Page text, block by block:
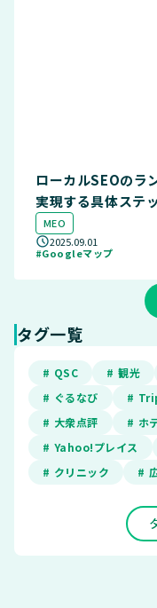
ローカルSEOのラ
実現する具体ステ
MEO
2025.09.01
#Googleマップ
タグ一覧
# QSC # 観光
# ぐるなび
#
# 大衆点評
# ホ
# Yahoo!プレイス
# クリニック
#